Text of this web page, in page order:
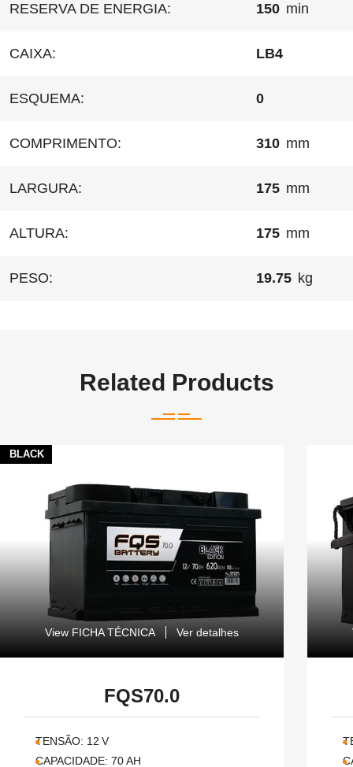
RESERVA DE ENERGIA: 150 min
CAIXA: LB4
ESQUEMA: 0
COMPRIMENTO: 310 mm
LARGURA: 175 mm
ALTURA: 175 mm
PESO: 19.75 kg
Related Products
BLACK
View FICHA TÉCNICA Ver detalhes
FQS70.0
TENSÃO: 12 V
CAPACIDADE: 70AH